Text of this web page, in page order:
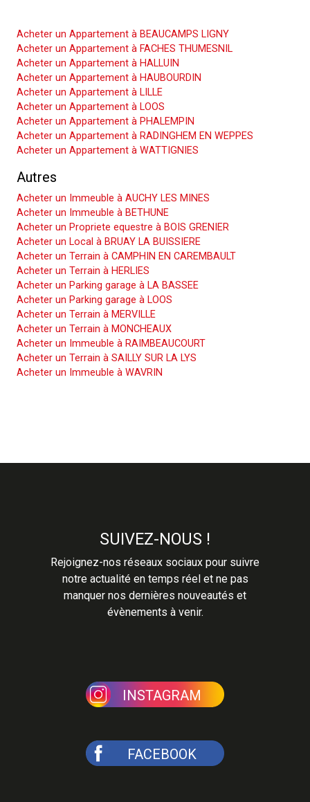
Acheter un Appartement à BEAUCAMPS LIGNY
Acheter un Appartement à FACHES THUMESNIL
Acheter un Appartement à HALLUIN
Acheter un Appartement à HAUBOURDIN
Acheter un Appartement à LILLE
Acheter un Appartement à LOOS
Acheter un Appartement à PHALEMPIN
Acheter un Appartement à RADINGHEM EN WEPPES
Acheter un Appartement à WATTIGNIES
Autres
Acheter un Immeuble à AUCHY LES MINES
Acheter un Immeuble à BETHUNE
Acheter un Propriete equestre à BOIS GRENIER
Acheter un Local à BRUAY LA BUISSIERE
Acheter un Terrain à CAMPHIN EN CAREMBAULT
Acheter un Terrain à HERLIES
Acheter un Parking garage à LA BASSEE
Acheter un Parking garage à LOOS
Acheter un Terrain à MERVILLE
Acheter un Terrain à MONCHEAUX
Acheter un Immeuble à RAIMBEAUCOURT
Acheter un Terrain à SAILLY SUR LA LYS
Acheter un Immeuble à WAVRIN
SUIVEZ-NOUS !
Rejoignez-nos réseaux sociaux pour suivre
notre actualité en temps réel et ne pas
manquer nos dernières nouveautés et
évènements à venir.
INSTAGRAM
FACEBOOK